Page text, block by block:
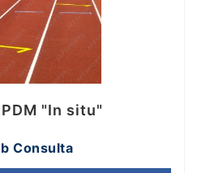
"In situ"
Consulta